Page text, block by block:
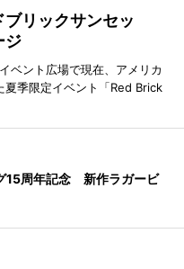
リックサンセッ
ジ
ベント広場で現在、アメリカ
夏季限定イベント「Red Brick
15周年記念 新作ラガービ